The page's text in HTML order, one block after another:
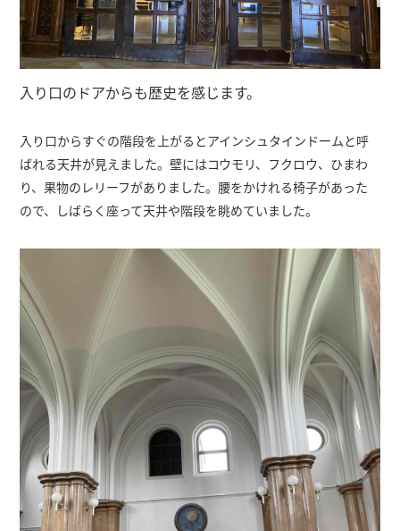
入り口のドアからも歴史を感じます。
入り口からすぐの階段を上がるとアインシュタインドームと呼
ばれる天井が見えました。壁にはコウモリ、フクロウ、ひまわ
り、果物のレリーフがありました。腰をかけれる椅子があった
ので、しばらく座って天井や階段を眺めていました。